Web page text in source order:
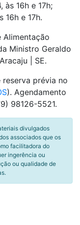
às 16h e 17h;
16h e 17h.
Alimentação
Ministro Geraldo
| SE.
prévia no
). Agendamento
98126-5521.
divulgados
associados que os
facilitadora do
ingerência ou
ou qualidade de